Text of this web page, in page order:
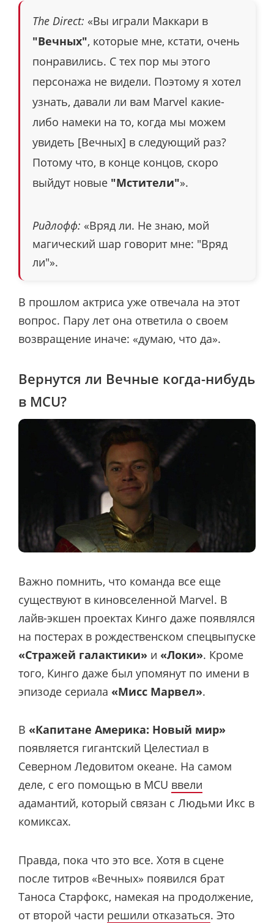
The Direct: «Вы играли Маккари в
"Вечных", которые мне, кстати, очень
понравились. С тех пор мы этого
персонажа не видели. Поэтому я хотел
узнать, давали ли вам Marvel какие-
либо намеки на то, когда мы можем
увидеть [Вечных] в следующий раз?
Потому что, в конце концов, скоро
выйдут новые "Мстители"».
Ридлофф: «Вряд ли. Не знаю, мой
магический шар говорит мне: "Вряд
ли"».
В прошлом актриса уже отвечала на этот
вопрос. Пару лет она ответила о своем
возвращение иначе: «думаю, что да».
Вернутся ли Вечные когда-нибудь
в MCU?
Важно помнить, что команда все еще
существуют в киновселенной Marvel. В
лайв-экшен проектах Кинго даже появлялся
на постерах в рождественском спецвыпуске
«Стражей галактики» и «Локи». Кроме
того, Кинго даже был упомянут по имени в
эпизоде сериала ​​ «Мисс Марвел».
В «Капитане Америка: Новый мир»
появляется гигантский Целестиал в
Северном Ледовитом океане. На самом
деле, с его помощью в MCU ввели
адамантий, который связан с Людьми Икс в
комиксах.
Правда, пока что это все. Хотя в сцене
после титров «Вечных» появился брат
Таноса Старфокс, намекая на продолжение,
от второй части решили отказаться. Это